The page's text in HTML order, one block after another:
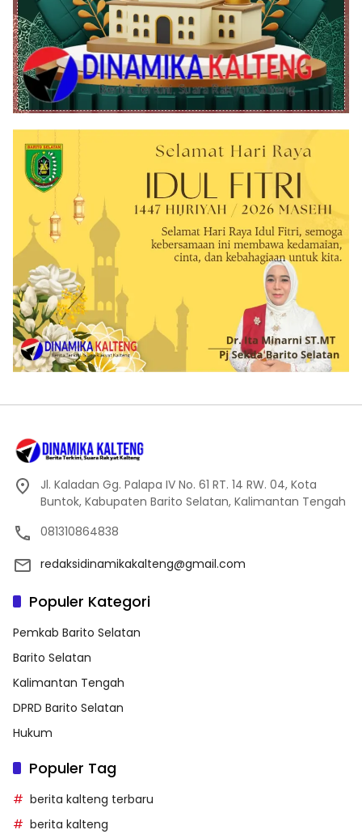
Jl. Kaladan Gg. Palapa IV No. 61 RT. 14 RW. 04, Kota
Buntok, Kabupaten Barito Selatan, Kalimantan Tengah
081310864838
redaksidinamikakalteng@gmail.com
Populer Kategori
Pemkab Barito Selatan
Barito Selatan
Kalimantan Tengah
DPRD Barito Selatan
Hukum
Populer Tag
berita kalteng terbaru
berita kalteng